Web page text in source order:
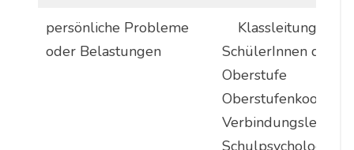
persönliche Probleme
oder Belastungen
Klassleitung, für
SchülerInnen der
Oberstufe